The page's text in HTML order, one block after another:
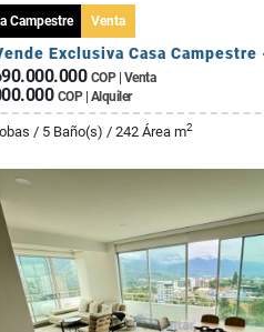
Campestre Venta
COP | Venta
COP | Alquiler
/ 5 Baño(s) / 242 Área m2